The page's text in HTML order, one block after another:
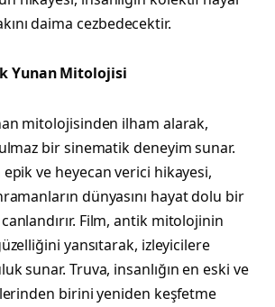
daima cezbedecektir.
Yunan Mitolojisi
mitolojisinden ilham alarak,
bir sinematik deneyim sunar.
epik ve heyecan verici hikayesi,
dünyasını hayat dolu bir
Film, antik mitolojinin
yansıtarak, izleyicilere
sunar. Truva, insanlığın en eski ve
birini yeniden keşfetme